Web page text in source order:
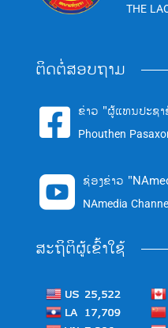
THE
ຕິດຕໍ່ສອບຖາມ
 ຂ່າວ "ຜູ້ແທນປະຊ
Phouthen
 ຊ່ອງຂ່າວ
NAmedia
ສະຖິຕິຜູ້ເຂົ້າໃຊ້